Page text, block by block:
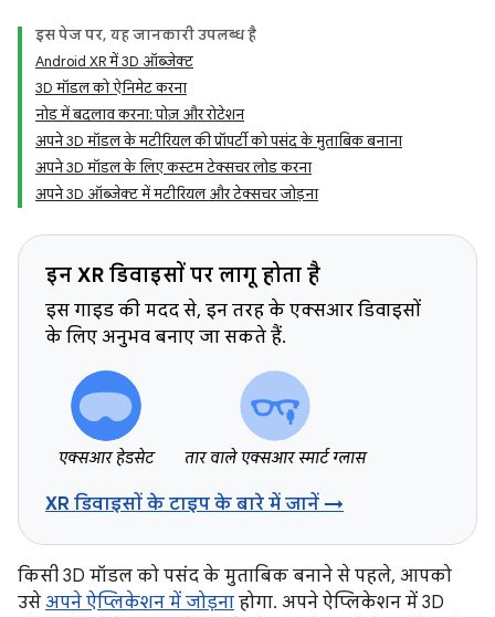
इस पेज पर, यह जानकारी उपलब्ध है
Android XR में 3D ऑब्जेक्ट
3D मॉडल को ऐनिमेट करना
नोड में बदलाव करना: पोज़ और रोटेशन
अपने 3D मॉडल के मटीरियल की प्रॉपर्टी को पसंद के मुताबिक बनाना
अपने 3D मॉडल के लिए कस्टम टेक्सचर लोड करना
अपने 3D ऑब्जेक्ट में मटीरियल और टेक्सचर जोड़ना
इन XR डिवाइसों पर लागू होता है
इस गाइड की मदद से, इन तरह के एक्सआर डिवाइसों
के लिए अनुभव बनाए जा सकते हैं.
एक्सआर हेडसेट तार वाले एक्सआर स्मार्ट ग्लास
XR डिवाइसों के टाइप के बारे में जानें →
किसी 3D मॉडल को पसंद के मुताबिक बनाने से पहले, आपको
उसे अपने ऐप्लिकेशन में जोड़ना होगा. अपने ऐप्लिकेशन में 3D